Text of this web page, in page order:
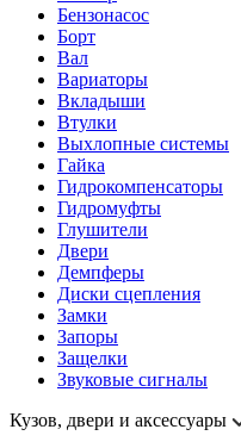
Бензонасос
Борт
Вал
Вариаторы
Вкладыши
Втулки
Выхлопные системы
Гайка
Гидрокомпенсаторы
Гидромуфты
Глушители
Двери
Демпферы
Диски сцепления
Замки
Запоры
Защелки
Звуковые сигналы
Кузов, двери и аксессуары